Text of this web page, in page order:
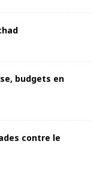
budgets en
contre le